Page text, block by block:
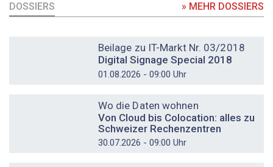
DOSSIERS » MEHR DOSSIERS
Beilage zu IT-Markt Nr. 03/2018
Digital Signage Special 2018
01.08.2026 - 09:00 Uhr
Wo die Daten wohnen
Von Cloud bis Colocation: alles zu
Schweizer Rechenzentren
30.07.2026 - 09:00 Uhr